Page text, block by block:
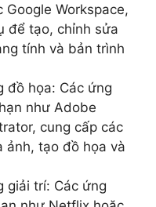
Workspace,
để tạo, chỉnh sửa
tính và bản trình
đồ họa: Các ứng
như Adobe
cung cấp các
ảnh, tạo đồ họa và
giải trí: Các ứng